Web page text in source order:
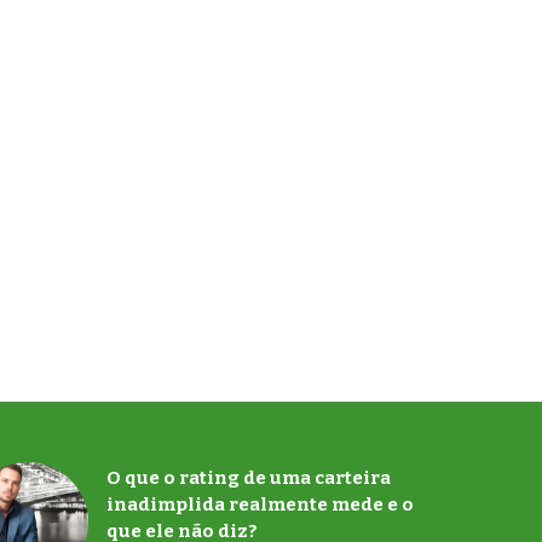
O que o rating de uma carteira
inadimplida realmente mede e o
que ele não diz?